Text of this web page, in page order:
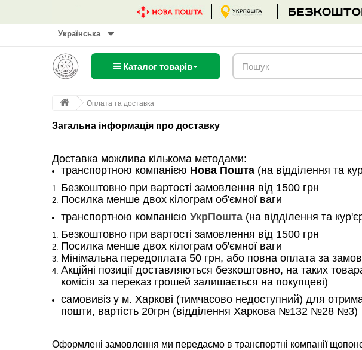
Українська
Каталог товарів
Оплата та доставка
Загальна інформація про доставку
Доставка можлива кількома методами:
транспортною компанією Нова Пошта (на відділення та
Безкоштовно при вартості замовлення від 1500 грн
Посилка менше двох кілограм об'ємної ваги
транспортною компанією УкрПошта (на відділення та
Безкоштовно при вартості замовлення від 1500 грн
Посилка менше двох кілограм об'ємної ваги
Мінімальна передоплата 50 грн, або повна оплата за
Акційні позиції доставляються безкоштовно, на таких
комісія за переказ грошей залишається на покупцеві)
самовивіз у м. Харкові (тимчасово недоступний) для
пошти, вартість 20грн (відділення Харкова №132 №28 №3)
Оформлені замовлення ми передаємо в транспортні компанії